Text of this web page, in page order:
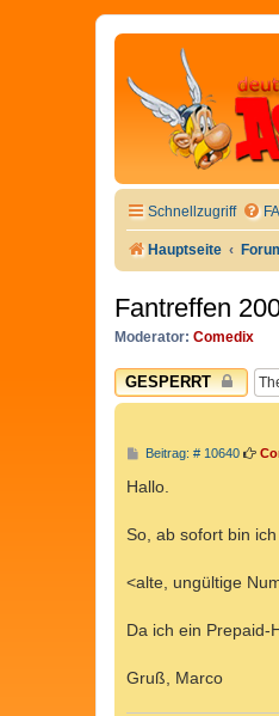
Schnellzugriff
Hauptseite
Fantreffen
Moderator: Comedix
GESPERRT
Beitrag: # 10640B
a
g
Hallo.
So, ab sofort bin
<alte, ungültige
Da ich ein Prepaid-
Gruß, Marco